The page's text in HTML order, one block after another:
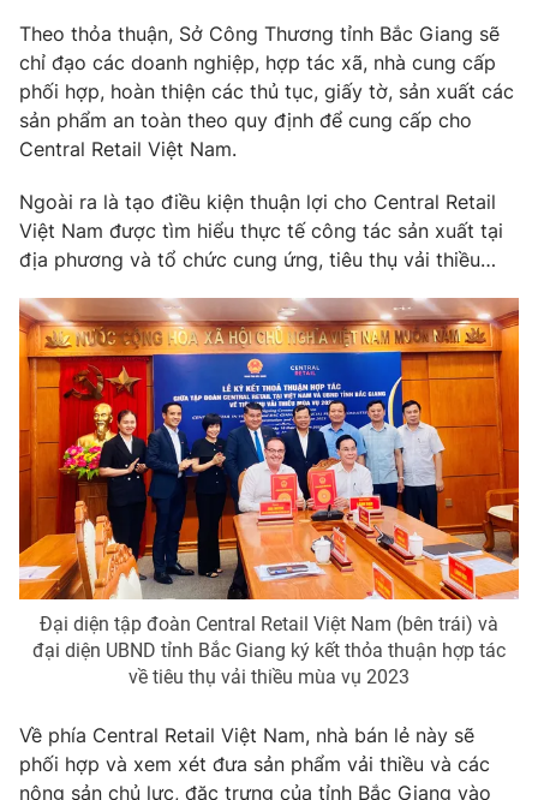
Sản phẩm
Thị trường
Tư vấn
Giao lưu trực tuyến
Lịch phát sóng
Emagazine Podcast
Photo Infographic
Video Shorts video
VTV Money VTV Thể thao
VTV Sức khoẻ Bất động sản
Thị trường 24h Tấm lòng Việt
VTV4 Vươn mình bằng AI
Liên hệ tòa soạn English
Theo thỏa thuận, Sở Công Thương tỉnh Bắc Giang sẽ
chỉ đạo các doanh nghiệp, hợp tác xã, nhà cung cấp
phối hợp, hoàn thiện các thủ tục, giấy tờ, sản xuất các
sản phẩm an toàn theo quy định để cung cấp cho
Central Retail Việt Nam.
Ngoài ra là tạo điều kiện thuận lợi cho Central Retail
Việt Nam được tìm hiểu thực tế công tác sản xuất tại
địa phương và tổ chức cung ứng, tiêu thụ vải thiều…
Đại diện tập đoàn Central Retail Việt Nam (bên trái) và
đại diện UBND tỉnh Bắc Giang ký kết thỏa thuận hợp tác
về tiêu thụ vải thiều mùa vụ 2023
Về phía Central Retail Việt Nam, nhà bán lẻ này sẽ
phối hợp và xem xét đưa sản phẩm vải thiều và các
nông sản chủ lực, đặc trưng của tỉnh Bắc Giang vào